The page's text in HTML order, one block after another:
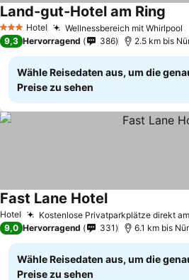
3 SterneHotel Wellnessbereich mit Whirlpool
Land-gut-Hotel am Ring
9,3 Hervorragend 386 2.5 km bis
Wähle Reisedaten aus, um die
Preise zu sehen
Hotel Kostenlose Privatparkplätze direkt
Fast Lane Hotel
9,0 Hervorragend 331 6.1 km bis
Wähle Reisedaten aus, um die
Preise zu sehen